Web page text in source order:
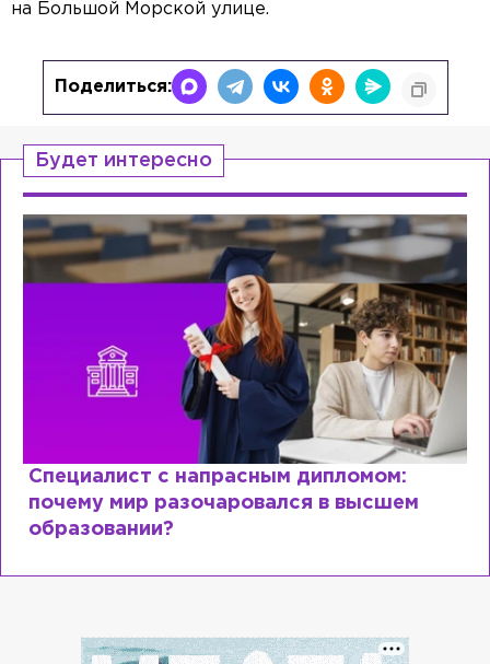
на Большой Морской улице.
Поделиться:
Будет интересно
Специалист с напрасным дипломом:
почему мир разочаровался в высшем
образовании?